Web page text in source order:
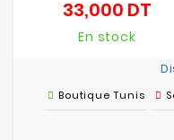
33,000 DT
En stock
Boutique Tunis